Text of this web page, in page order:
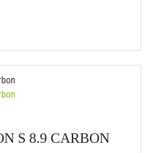
S 8.9 CARBON